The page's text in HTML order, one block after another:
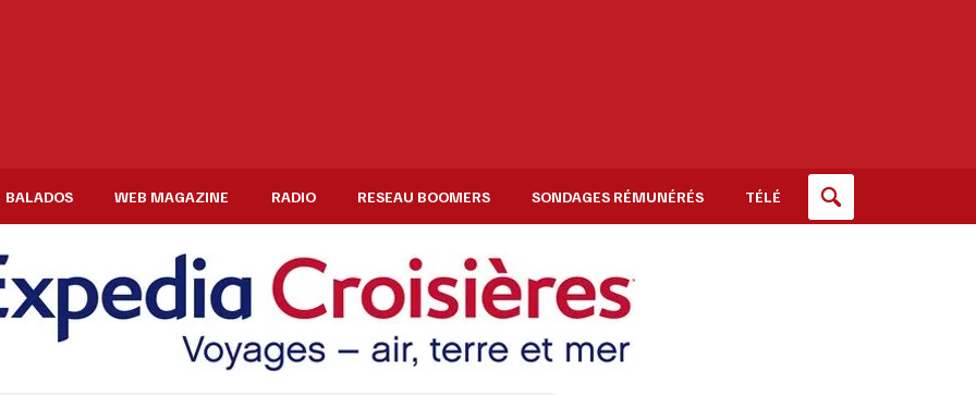
BALADOS WEB MAGAZINE RADIO RESEAU BOOMERS SONDAGES RÉMUNÉRÉS TÉLÉ